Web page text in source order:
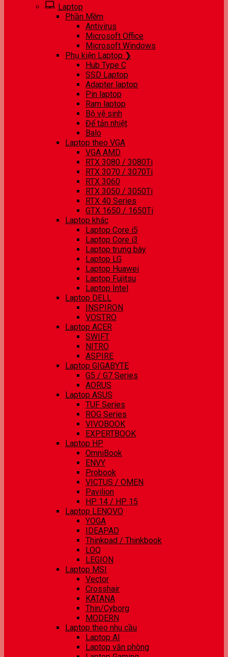
Laptop
Phần Mềm
Antivirus
Microsoft Office
Microsoft Windows
Phụ kiện Laptop ❯
Hub Type C
SSD Laptop
Adapter laptop
Pin laptop
Ram laptop
Bộ vệ sinh
Đế tản nhiệt
Balo
Laptop theo VGA
VGA AMD
RTX 3080 / 3080Ti
RTX 3070 / 3070Ti
RTX 3060
RTX 3050 / 3050Ti
RTX 40 Series
GTX 1650 / 1650Ti
Laptop khác
Laptop Core i5
Laptop Core i3
Laptop trưng bày
Laptop LG
Laptop Huawei
Laptop Fujitsu
Laptop Intel
Laptop DELL
INSPIRON
VOSTRO
Laptop ACER
SWIFT
NITRO
ASPIRE
Laptop GIGABYTE
G5 / G7 Series
AORUS
Laptop ASUS
TUF Series
ROG Series
VIVOBOOK
EXPERTBOOK
Laptop HP
OmniBook
ENVY
Probook
VICTUS / OMEN
Pavilion
HP 14 / HP 15
Laptop LENOVO
YOGA
IDEAPAD
Thinkpad / Thinkbook
LOQ
LEGION
Laptop MSI
Vector
Crosshair
KATANA
Thin/Cyborg
MODERN
Laptop theo nhu cầu
Laptop AI
Laptop văn phòng